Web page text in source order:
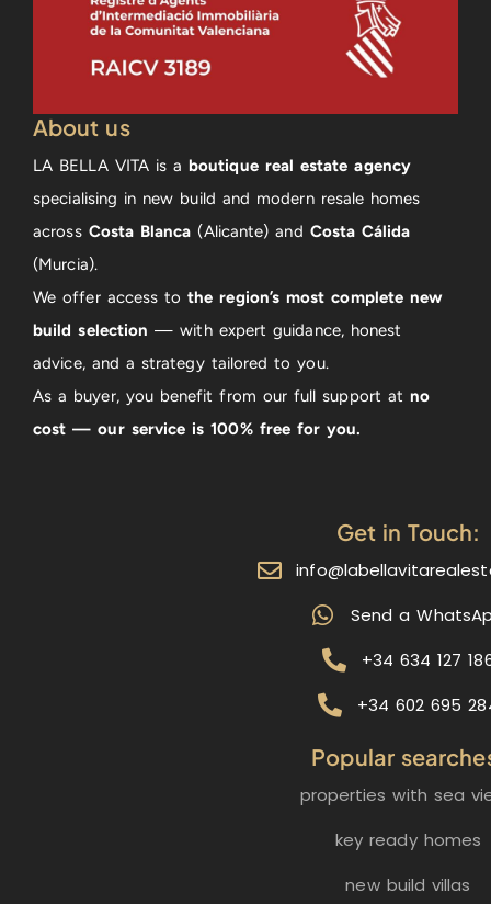
About us
LA BELLA VITA is a boutique real estate agency
specialising in new build and modern resale homes
across Costa Blanca(Alicante) and Costa Cálida
(Murcia).
We offer access tothe region’s most complete new
build selection — with expert guidance, honest
advice, and a strategy tailored to you.
As a buyer, you benefit from our full support at no
cost — our service is 100% free for you.
Get in Touch:
Send a
+34 634 127
+34 602 695
Popular
properties with sea
key ready homes
new build villas